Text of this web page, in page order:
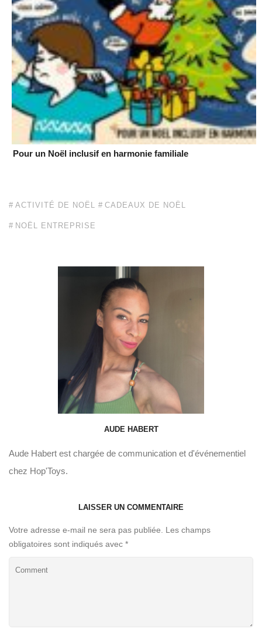
Pour un Noël inclusif en harmonie familiale
ACTIVITÉ DE NOËL CADEAUX DE NOËL
NOËL ENTREPRISE
AUDE HABERT
Aude Habert est chargée de communication et d'événementiel
chez Hop'Toys.
LAISSER UN COMMENTAIRE
Votre adresse e-mail ne sera pas publiée.
Les champs
obligatoires sont indiqués avec *